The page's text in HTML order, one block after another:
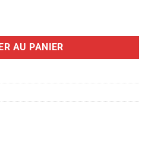
CHAT BASIC LINE FUSH
AU PANIER